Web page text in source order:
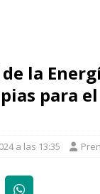
la
para
a las 13:35